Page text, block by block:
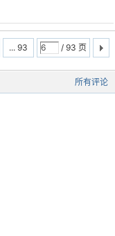
... 93 / 93 页
所有评论